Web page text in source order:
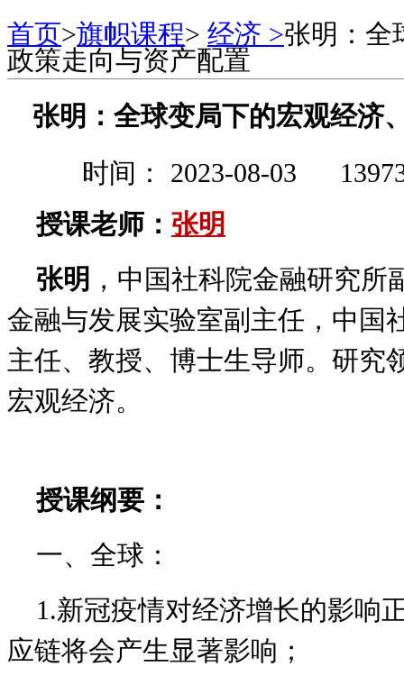
首页>旗帜课程> 经济 >张明：全
政策走向与资产配置
张明：全球变局下的宏观经济
时间： 2023-08-03
授课老师： 张明
张明 ，中国社科院金融研究
金融与发展实验室副主任，中国
主任、教授、博士生导师。研究
宏观经济。
授课纲要：
一、全球：
1.新冠疫情对经济增长的影响
应链将会产生显著影响；